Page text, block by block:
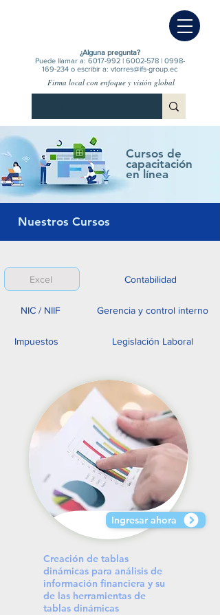
¿Alguna pregunta?
Puede llamar a: 6017-992| 6002-578| 0998-
169-234 o escribir a: vtorres@ifs-group.ec
Firma local con enfoque y visión global
Cursos de
capacitación
en línea
Nuestros Cursos
Excel
NIC / NIIF
Impuestos
Contabilidad
Gerencia y control interno
Legislación Laboral
Creación de tablas
dinámicas para análisis de
información financiera y su
de las herramientas de
tablas dinámicas
Ingresar ahora